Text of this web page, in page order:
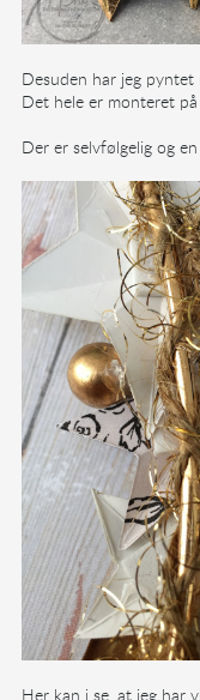
Desuden har jeg pyntet
Det hele er monteret
Der er selvfølgelig og
Her kan i se, at jeg har